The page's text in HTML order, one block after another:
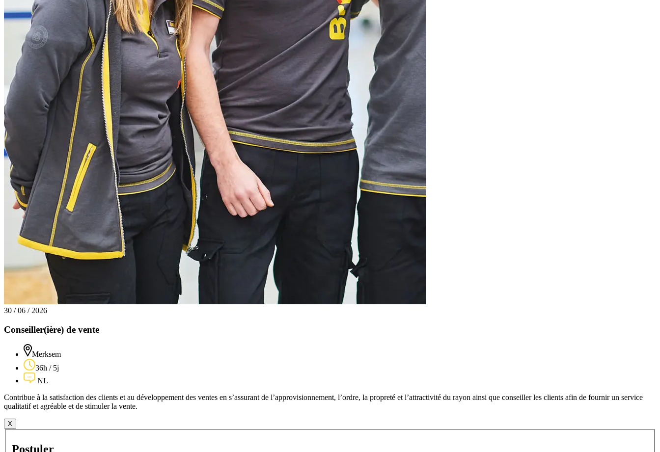
30 / 06 / 2026
Conseiller(ière) de vente
Merksem
36h / 5j
NL
Contribue à la satisfaction des clients et au développement des ventes en s’assurant de l’approvisionnement, l’ordre, la propreté et l’attractivité du rayon ainsi que conseiller les clients afin de fournir un service
qualitatif et agréable et de stimuler la vente.
X
Postuler